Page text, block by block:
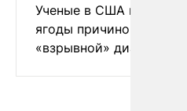
Ученые в США назвали
ягоды причиной
«взрывной» диареи